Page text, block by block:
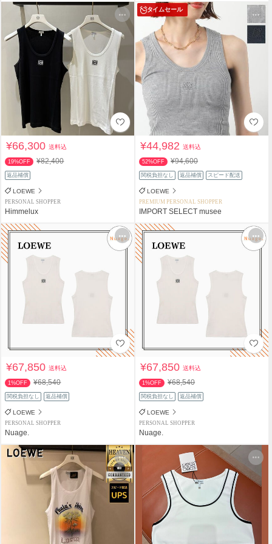
¥66,300送料込
19%OFF ¥82,400
返品補償
LOEWE
PERSONAL SHOPPER
Himmelux
タイムセール
¥44,982送料込
52%OFF ¥94,600
関税負担なし 返品補償 スピード配送
LOEWE
PREMIUM PERSONAL SHOPPER
IMPORT SELECT musee
¥67,850送料込
1%OFF ¥68,540
関税負担なし 返品補償
LOEWE
PERSONAL SHOPPER
Nuage.
¥67,850送料込
1%OFF ¥68,540
関税負担なし 返品補償
LOEWE
PERSONAL SHOPPER
Nuage.